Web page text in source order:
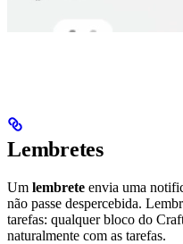
Lembretes
Um lembrete envia uma
não passe despercebida.
tarefas: qualquer bloco do
naturalmente com as tarefas.